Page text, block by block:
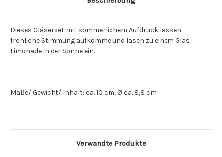
Dieses Gläserset mit sommerlichem Aufdruck lassen
fröhliche Stimmung aufkomme und lasen zu einem Glas
Limonade in der Sonne ein.
Maße/ Gewicht/ Inhalt: ca. 10 cm, Ø ca. 8,8 cm
Verwandte Produkte